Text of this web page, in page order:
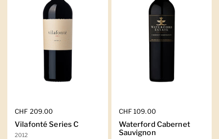
Regulärer Preis
CHF 209.00
Vilafonté Series C
2012
Regulärer Preis
CHF 109.00
Waterford Cabernet
Sauvignon